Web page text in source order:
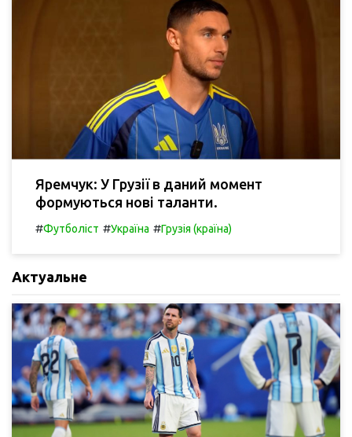
Яремчук: У Грузії в даний момент
формуються нові таланти.
#Футболіст #Україна #Грузія (країна)
Актуальне